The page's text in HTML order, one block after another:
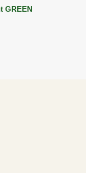
GREEN